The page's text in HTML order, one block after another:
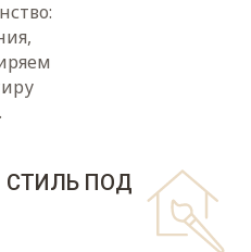
ПОД